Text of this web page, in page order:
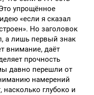
упрощённое
«если я сказал
Но заголовок
а лишь первый знак
внимание, даёт
прочность
давно перешли от
намерений
глубоко и